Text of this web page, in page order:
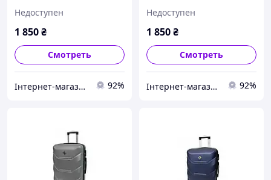
Недоступен
1 850₴
Смотреть
Інтернет-магазин "Для Вас" 92%
Недоступен
1 850₴
Смотреть
Інтернет-магазин "Для Вас" 92%